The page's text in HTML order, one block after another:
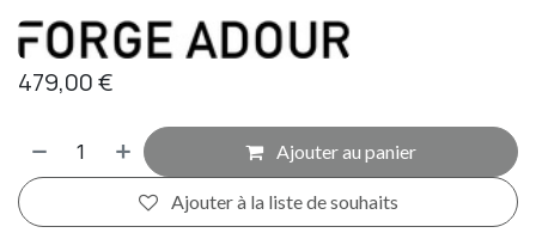
479,00€
Ajouter au panier
Ajouter à la liste de souhaits